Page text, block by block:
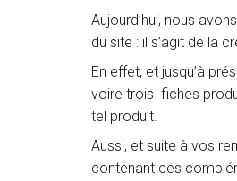
Aujourd’hui, nous
du site : il s’agit de la
En effet, et jusqu’à
voire trois fiches
tel produit.
Aussi, et suite à vos
contenant ces